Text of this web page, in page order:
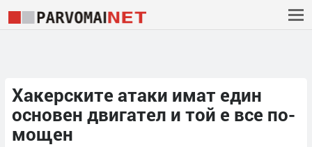
Хакерските атаки имат един
основен двигател и той е все по-
мощен